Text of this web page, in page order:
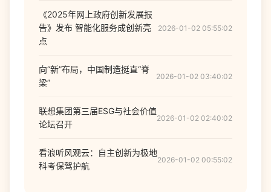
《2025年网上政府创新发展报
告》发布 智能化服务成创新亮
点
2026-01-02 05:55:02
向“新”布局，中国制造挺直“脊
梁”
2026-01-02 03:40:02
联想集团第三届ESG与社会价值
论坛召开
2026-01-02 02:40:02
看浪听风观云：自主创新为极地
科考保驾护航
2026-01-02 00:55:02